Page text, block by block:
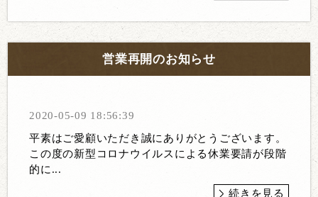
営業再開のお知らせ
2020-05-09 18:56:39
平素はご愛顧いただき誠にありがとうございます。
この度の新型コロナウイルスによる休業要請が段階
的に...
続きを見る